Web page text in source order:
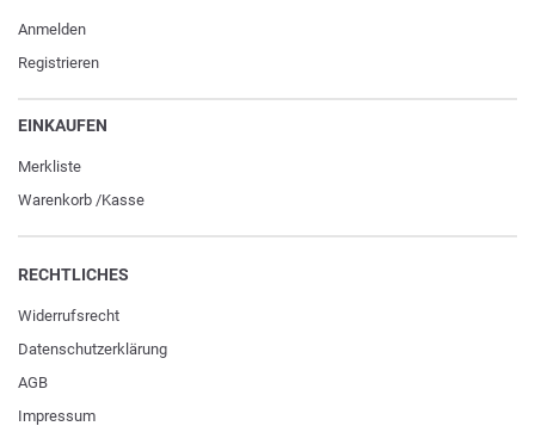
Anmelden
Registrieren
EINKAUFEN
Merkliste
Warenkorb /Kasse
RECHTLICHES
Widerrufs­recht
Daten­schutz­erklärung
AGB
Impressum